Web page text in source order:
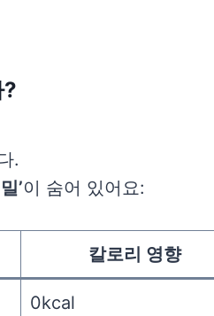
.
’이 숨어 있어요:
칼로리 영향
0kcal